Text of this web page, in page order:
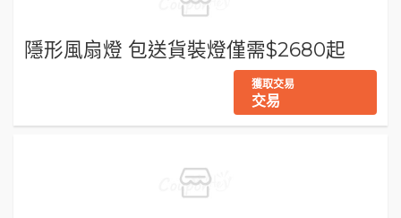
隱形風扇燈 包送貨裝燈僅需$2680起
獲取交易
交易